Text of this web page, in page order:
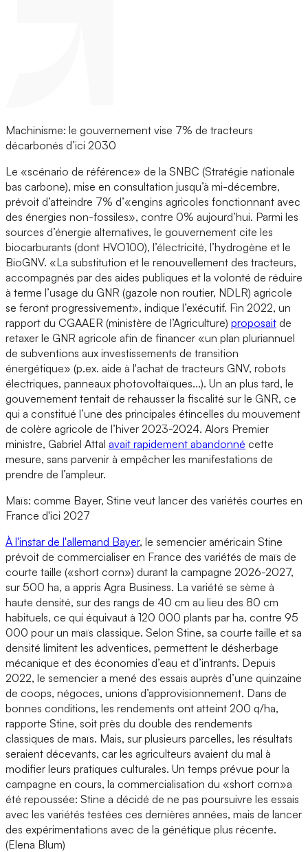
Machinisme: le gouvernement vise 7% de tracteurs
décarbonés d’ici 2030
Le «scénario de référence» de la SNBC (Stratégie nationale
bas carbone), mise en consultation jusqu’à mi-décembre,
prévoit d’atteindre 7% d’«engins agricoles fonctionnant avec
des énergies non-fossiles», contre 0% aujourd’hui. Parmi les
sources d’énergie alternatives, le gouvernement cite les
biocarburants (dont HVO100), l’électricité, l’hydrogène et le
BioGNV. «La substitution et le renouvellement des tracteurs,
accompagnés par des aides publiques et la volonté de réduire
à terme l’usage du GNR (gazole non routier, NDLR) agricole
se feront progressivement», indique l’exécutif. Fin 2022, un
rapport du CGAAER (ministère de l’Agriculture) proposait de
retaxer le GNR agricole afin de financer «un plan pluriannuel
de subventions aux investissements de transition
énergétique» (p.ex. aide à l'achat de tracteurs GNV, robots
électriques, panneaux photovoltaïques...). Un an plus tard, le
gouvernement tentait de rehausser la fiscalité sur le GNR, ce
qui a constitué l’une des principales étincelles du mouvement
de colère agricole de l’hiver 2023-2024. Alors Premier
ministre, Gabriel Attal avait rapidement abandonné cette
mesure, sans parvenir à empêcher les manifestations de
prendre de l’ampleur.
Maïs: comme Bayer, Stine veut lancer des variétés courtes en
France d'ici 2027
À l'instar de l'allemand Bayer, le semencier américain Stine
prévoit de commercialiser en France des variétés de maïs de
courte taille («short corn») durant la campagne 2026-2027,
sur 500 ha, a appris Agra Business. La variété se sème à
haute densité, sur des rangs de 40 cm au lieu des 80 cm
habituels, ce qui équivaut à 120 000 plants par ha, contre 95
000 pour un maïs classique. Selon Stine, sa courte taille et sa
densité limitent les adventices, permettent le désherbage
mécanique et des économies d’eau et d’intrants. Depuis
2022, le semencier a mené des essais auprès d’une quinzaine
de coops, négoces, unions d’approvisionnement. Dans de
bonnes conditions, les rendements ont atteint 200 q/ha,
rapporte Stine, soit près du double des rendements
classiques de maïs. Mais, sur plusieurs parcelles, les résultats
seraient décevants, car les agriculteurs avaient du mal à
modifier leurs pratiques culturales. Un temps prévue pour la
campagne en cours, la commercialisation du «short corn»a
été repoussée: Stine a décidé de ne pas poursuivre les essais
avec les variétés testées ces dernières années, mais de lancer
des expérimentations avec de la génétique plus récente.
(Elena Blum)